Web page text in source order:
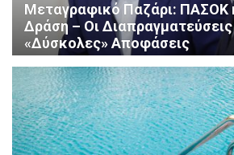
Μεταγραφικό Παζάρι: ΠΑΣΟΚ
Δράση – Οι Διαπραγματεύσεις
«Δύσκολες» Αποφάσεις